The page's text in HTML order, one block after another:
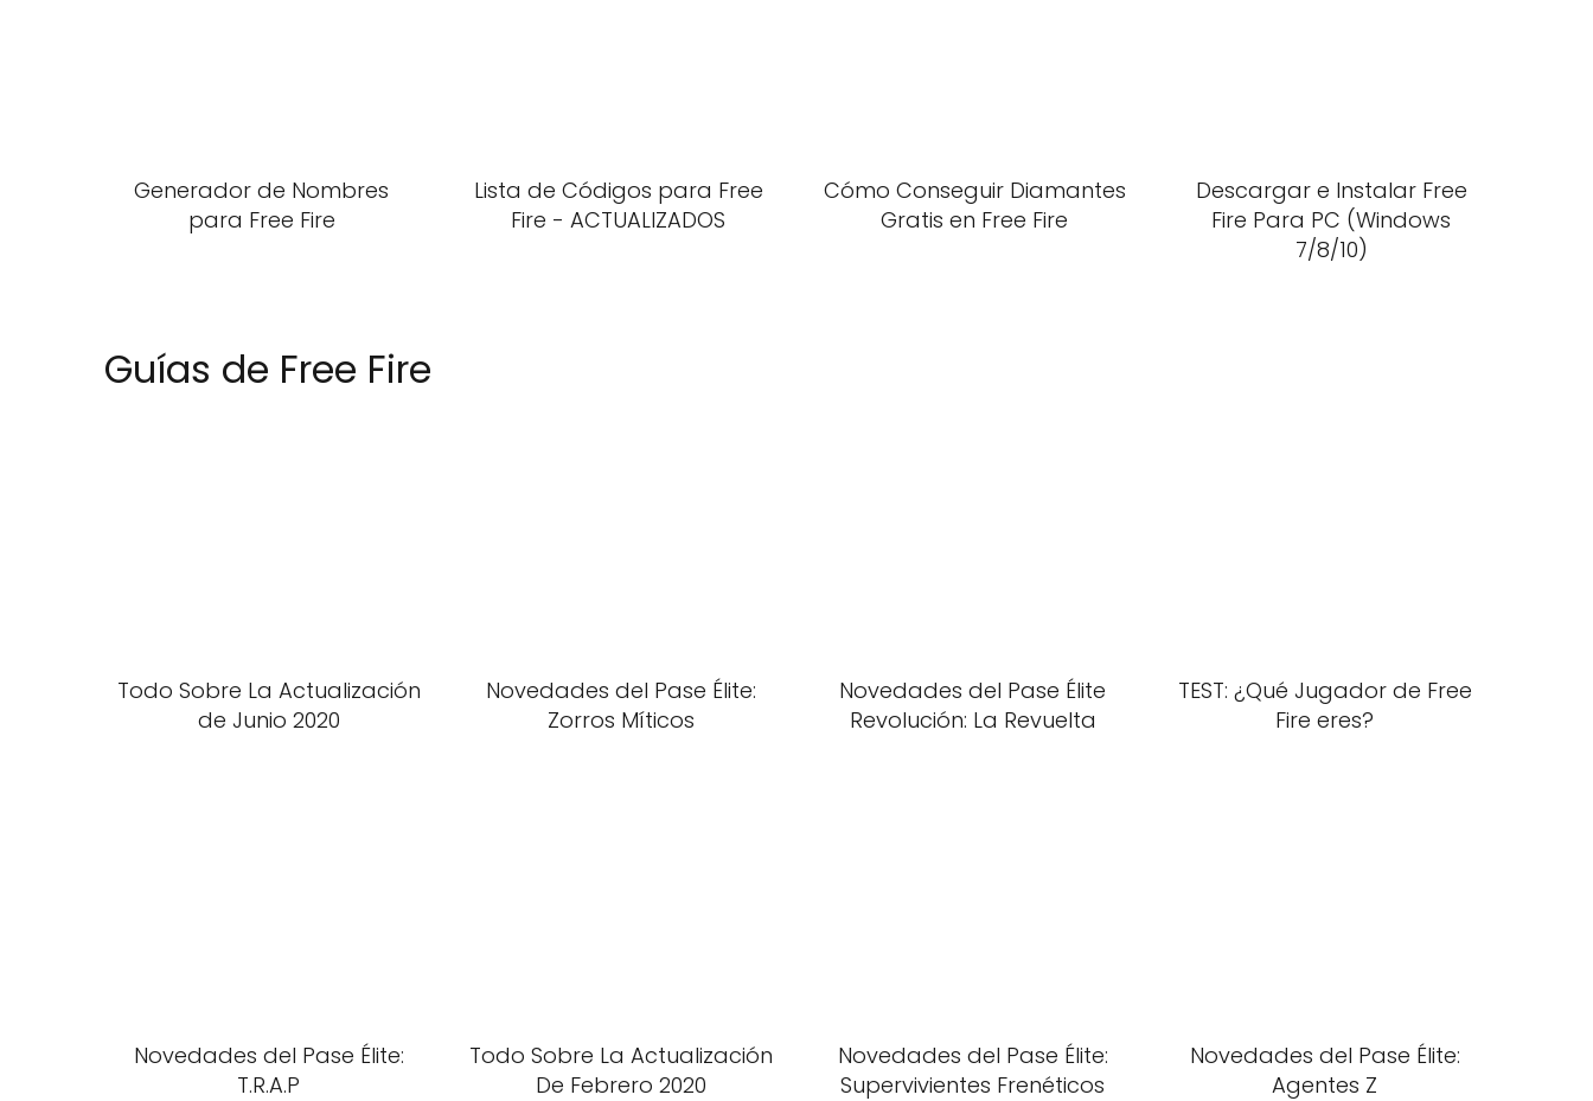
Generador de Nombres
para Free Fire
Lista de Códigos para Free
Fire - ACTUALIZADOS
Cómo Conseguir Diamantes
Gratis en Free Fire
Descargar e Instalar Free
Fire Para PC (Windows
7/8/10)
Guías de Free Fire
Todo Sobre La Actualización
de Junio 2020
Novedades del Pase Élite:
Zorros Míticos
Novedades del Pase Élite
Revolución: La Revuelta
TEST: ¿Qué Jugador de Free
Fire eres?
Novedades del Pase Élite:
T.R.A.P
Todo Sobre La Actualización
De Febrero 2020
Novedades del Pase Élite:
Supervivientes Frenéticos
Novedades del Pase Élite:
Agentes Z